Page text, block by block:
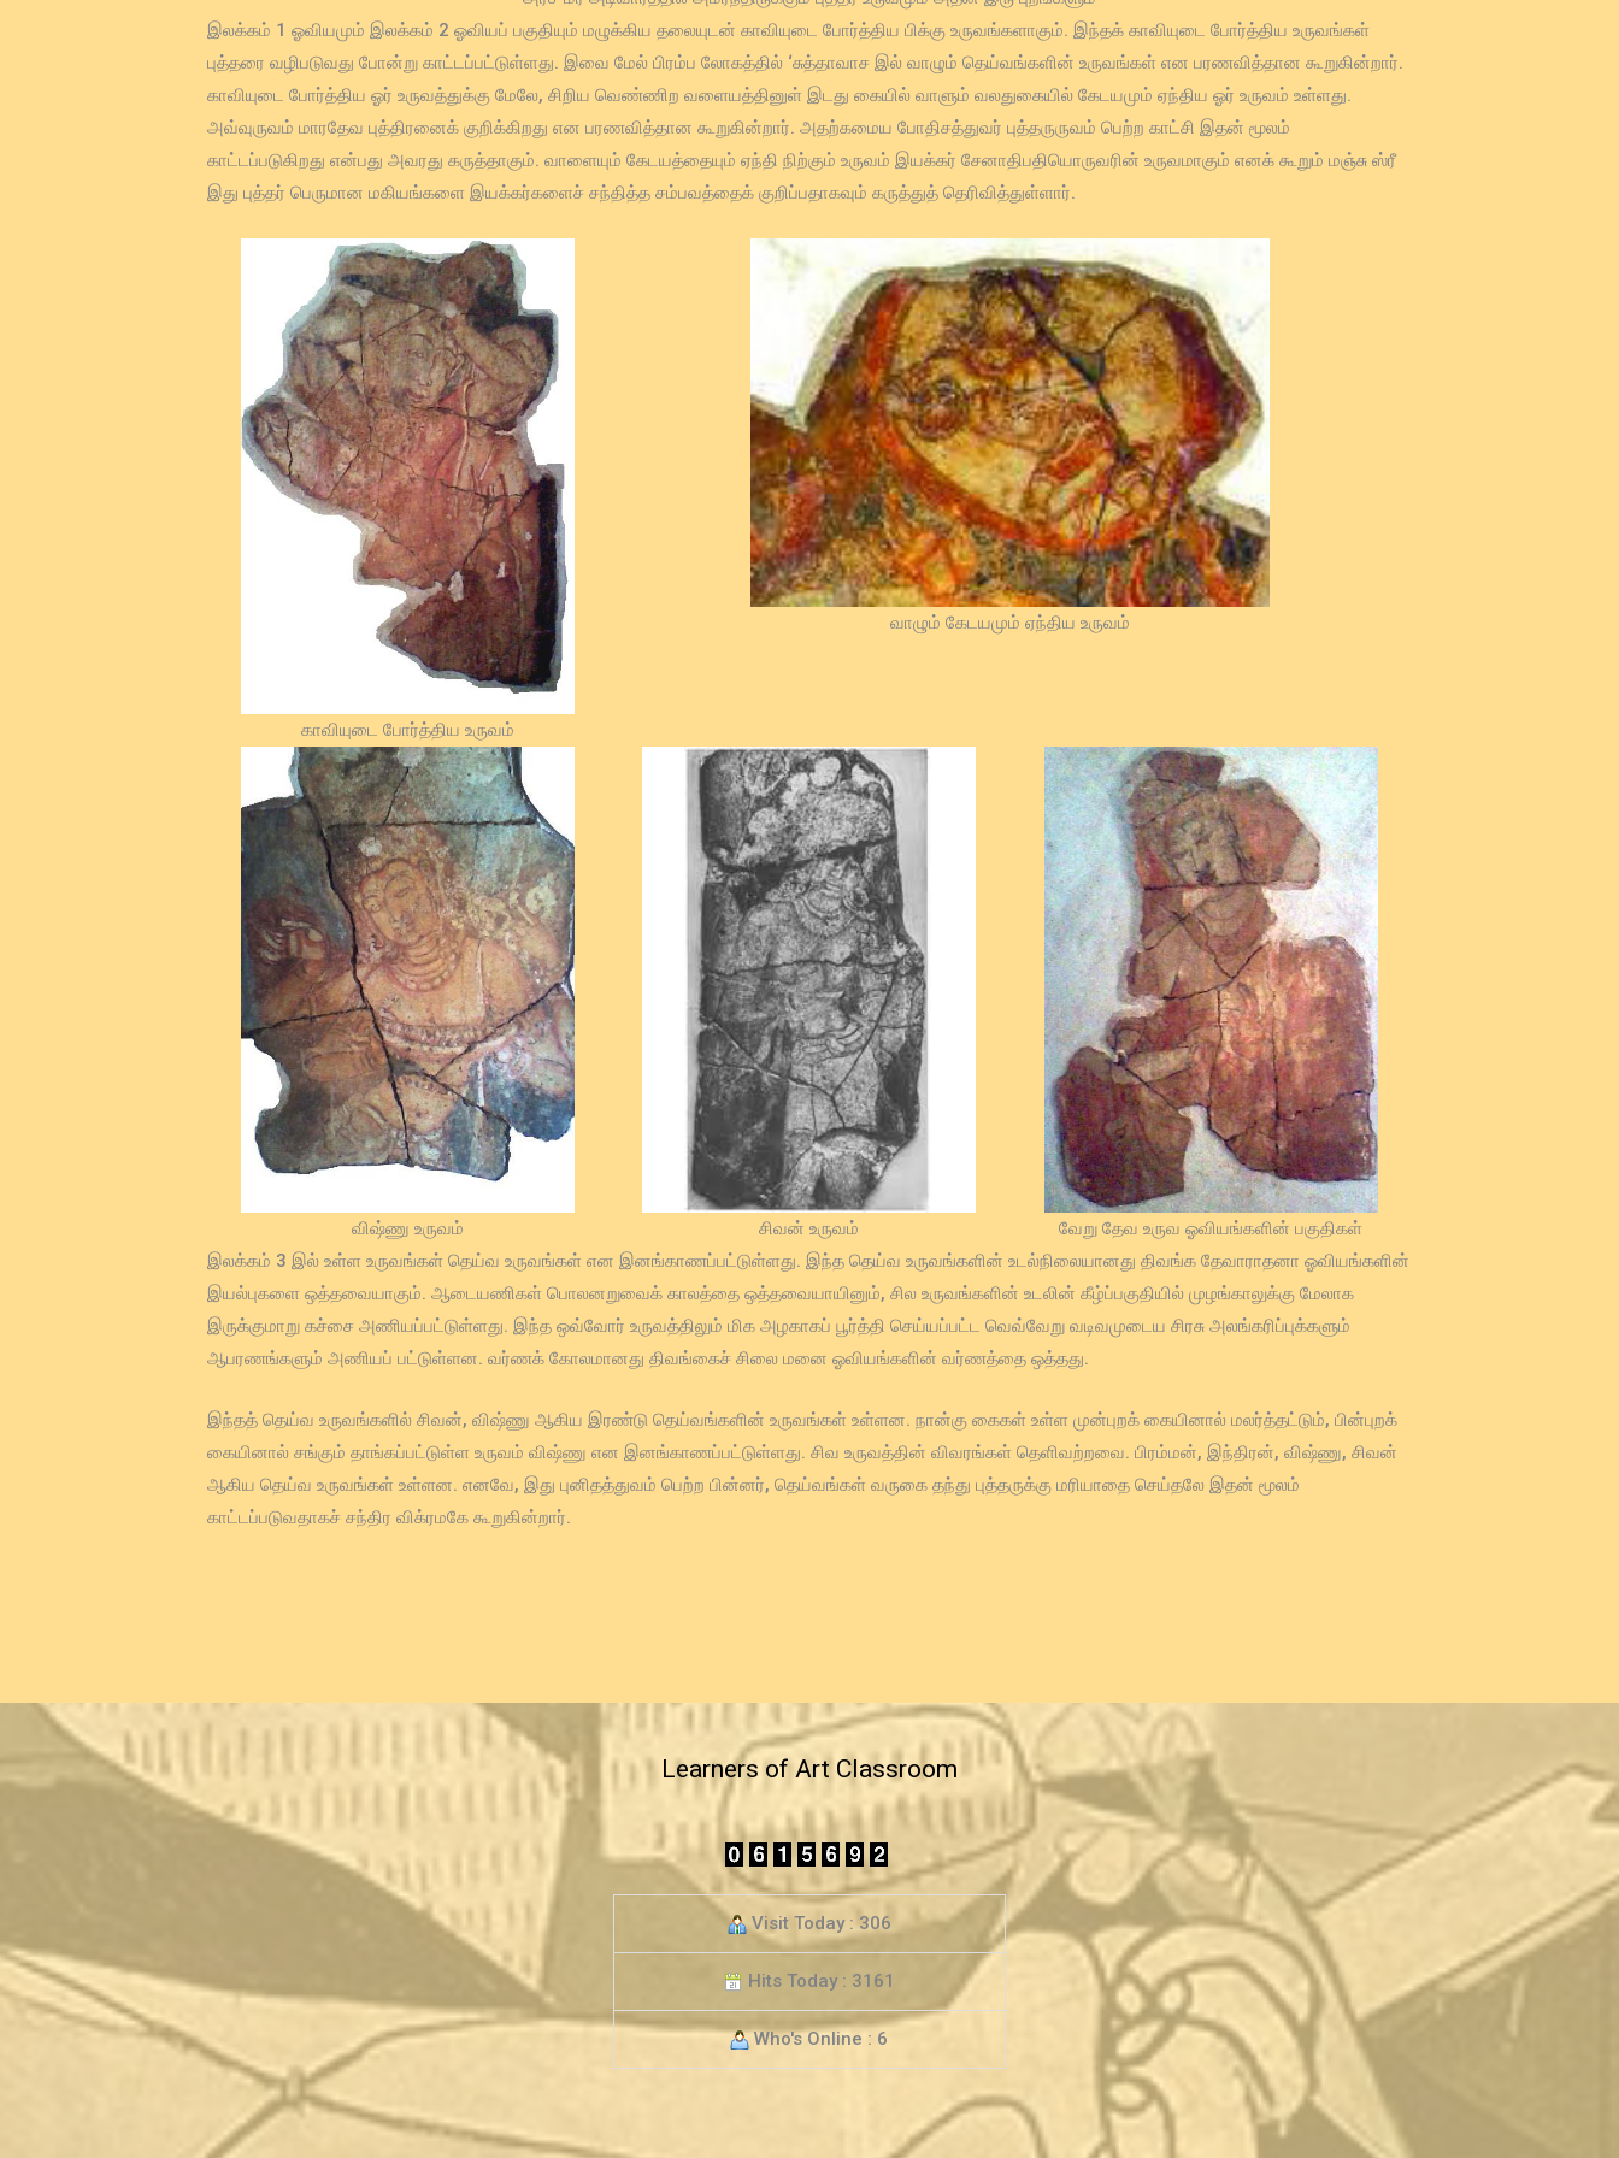
இலக்கம் 1 ஓவியமும் இலக்கம் 2 ஓவியப் பகுதியும் மழுக்கிய தலையுடன் காவியுடை போர்த்திய பிக்கு உருவங்களாகும். இந்தக் காவியுடை போர்த்திய உருவங்கள்
புத்தரை வழிபடுவது போன்று காட்டப்பட்டுள்ளது. இவை மேல் பிரம்ப லோகத்தில் ‘சுத்தாவாச இல் வாழும் தெய்வங்களின் உருவங்கள் என பரணவித்தான கூறுகின்றார்.
காவியுடை போர்த்திய ஓர் உருவத்துக்கு மேலே, சிறிய வெண்ணிற வளையத்தினுள் இடது கையில் வாளும் வலதுகையில் கேடயமும் ஏந்திய ஓர் உருவம் உள்ளது.
அவ்வுருவம் மாரதேவ புத்திரனைக் குறிக்கிறது என பரணவித்தான கூறுகின்றார். அதற்கமைய போதிசத்துவர் புத்தருருவம் பெற்ற காட்சி இதன் மூலம்
காட்டப்படுகிறது என்பது அவரது கருத்தாகும். வாளையும் கேடயத்தையும் ஏந்தி நிற்கும் உருவம் இயக்கர் சேனாதிபதியொருவரின் உருவமாகும் எனக் கூறும் மஞ்சு ஸ்ரீ
இது புத்தர் பெருமான மகியங்களை இயக்கர்களைச் சந்தித்த சம்பவத்தைக் குறிப்பதாகவும் கருத்துத் தெரிவித்துள்ளார்.
காவியுடை போர்த்திய உருவம்
வாழும் கேடயமும் ஏந்திய உருவம்
விஷ்ணு உருவம் சிவன் உருவம்
வேறு தேவ உருவ ஓவியங்களின் பகுதிகள்
இலக்கம் 3 இல் உள்ள உருவங்கள் தெய்வ உருவங்கள் என இனங்காணப்பட்டுள்ளது. இந்த தெய்வ உருவங்களின் உடல்நிலையானது திவங்க தேவாராதனா ஓவியங்களின்
இயல்புகளை ஒத்தவையாகும். ஆடையணிகள் பொலனறுவைக் காலத்தை ஒத்தவையாயினும், சில உருவங்களின் உடலின் கீழ்ப்பகுதியில் முழங்காலுக்கு மேலாக
இருக்குமாறு கச்சை அணியப்பட்டுள்ளது. இந்த ஒவ்வோர் உருவத்திலும் மிக அழகாகப் பூர்த்தி செய்யப்பட்ட வெவ்வேறு வடிவமுடைய சிரசு அலங்கரிப்புக்களும்
ஆபரணங்களும் அணியப் பட்டுள்ளன. வர்ணக் கோலமானது திவங்கைச் சிலை மனை ஓவியங்களின் வர்ணத்தை ஒத்தது.
இந்தத் தெய்வ உருவங்களில் சிவன், விஷ்ணு ஆகிய இரண்டு தெய்வங்களின் உருவங்கள் உள்ளன. நான்கு கைகள் உள்ள முன்புறக் கையினால் மலர்த்தட்டும், பின்புறக்
கையினால் சங்கும் தாங்கப்பட்டுள்ள உருவம் விஷ்ணு என இனங்காணப்பட்டுள்ளது. சிவ உருவத்தின் விவரங்கள் தெளிவற்றவை. பிரம்மன், இந்திரன், விஷ்ணு, சிவன்
ஆகிய தெய்வ உருவங்கள் உள்ளன. எனவே, இது புனிதத்துவம் பெற்ற பின்னர், தெய்வங்கள் வருகை தந்து புத்தருக்கு மரியாதை செய்தலே இதன் மூலம்
காட்டப்படுவதாகச் சந்திர விக்ரமகே கூறுகின்றார்.
Learners of Art Classroom
Visit Today : 306
Hits Today : 3161
Who's Online : 6